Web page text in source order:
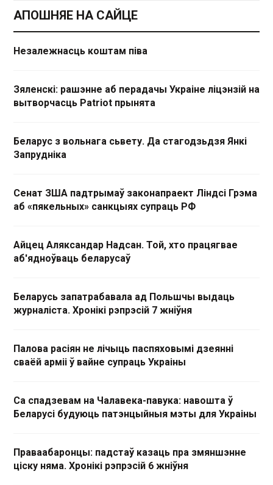
АПОШНЯЕ НА САЙЦЕ
Незалежнасць коштам піва
Зяленскі: рашэнне аб перадачы Украіне ліцэнзій на
вытворчасць Patriot прынята
Беларус з вольнага сьвету. Да стагодзьдзя Янкі
Запрудніка
Сенат ЗША падтрымаў законапраект Ліндсі Грэма
аб «пякельных» санкцыях супраць РФ
Айцец Аляксандар Надсан. Той, хто працягвае
аб'ядноўваць беларусаў
Беларусь запатрабавала ад Польшчы выдаць
журналіста. Хронікі рэпрэсій 7 жніўня
Палова расіян не лічыць паспяховымі дзеянні
сваёй арміі ў вайне супраць Украіны
Са спадзевам на Чалавека-павука: навошта ў
Беларусі будуюць патэнцыйныя мэты для Украіны
Праваабаронцы: падстаў казаць пра змяншэнне
ціску няма. Хронікі рэпрэсій 6 жніўня